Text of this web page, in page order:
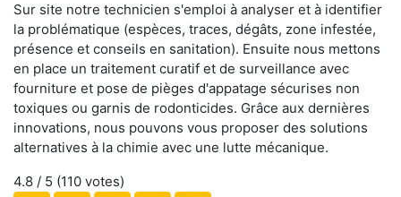
Sur site notre technicien s'emploi à analyser et à identifier
la problématique (espèces, traces, dégâts, zone infestée,
présence et conseils en sanitation). Ensuite nous mettons
en place un traitement curatif et de surveillance avec
fourniture et pose de pièges d'appatage sécurises non
toxiques ou garnis de rodonticides. Grâce aux dernières
innovations, nous pouvons vous proposer des solutions
alternatives à la chimie avec une lutte mécanique.
4.8 / 5 (110 votes)